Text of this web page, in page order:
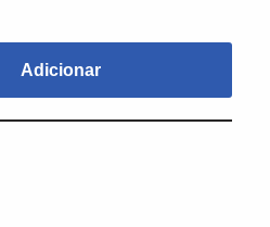
Adicionar